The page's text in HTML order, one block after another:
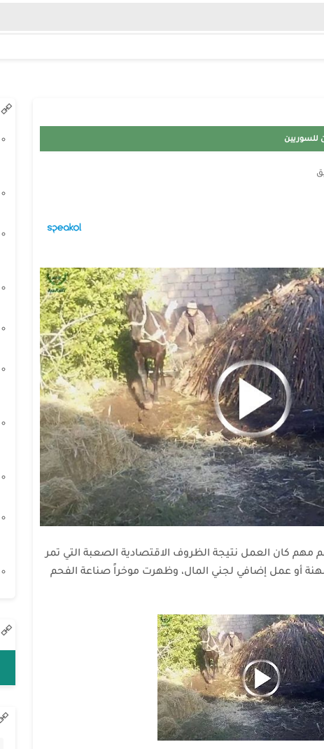
للسوريين
كان العمل نتيجة الظروف الاقتصادية الصعبة التي تمر
أو عمل إضافي لجني المال، وظهرت موخراً صناعة الفحم